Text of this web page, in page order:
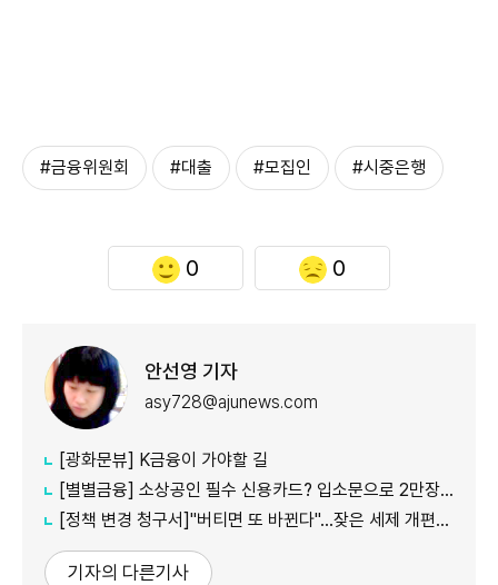
#금융위원회 #대출 #모집인 #시중은행
0 0
안선영 기자
asy728@ajunews.com
[광화문뷰] K금융이 가야할 길
[별별금융] 소상공인 필수 신용카드? 입소문으로 2만장 발급
[정책 변경 청구서]"버티면 또 바뀐다"…잦은 세제 개편이 키운 '학습 효과'
기자의 다른기사